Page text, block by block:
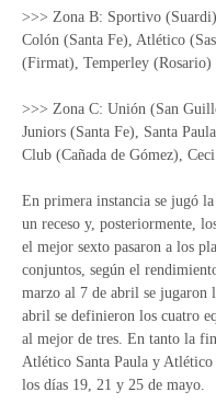
>>> Zona B: Sportivo
Colón (Santa Fe), Atlético
(Firmat), Temperley
>>> Zona C: Unión (San
Juniors (Santa Fe), Santa
Club (Cañada de Gómez),
En primera instancia se jugó
un receso y, posteriormente,
el mejor sexto pasaron a los
conjuntos, según el
marzo al 7 de abril se jugaron
abril se definieron los cuatro
al mejor de tres. En tanto la
Atlético Santa Paula y Atlético
los días 19, 21 y 25 de mayo.